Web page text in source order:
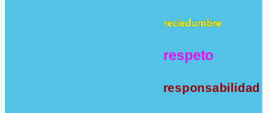
reciedumbre
respeto
responsabilidad